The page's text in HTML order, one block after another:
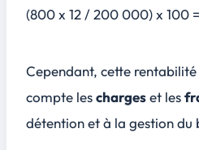
(800 x 12 / 200 000) x 100
Cependant, cette
compte leschargeset les
détention et à la gestion du